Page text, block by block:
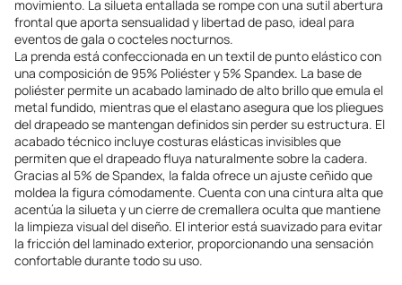
movimiento. La silueta entallada se rompe con una sutil abertura
frontal que aporta sensualidad y libertad de paso, ideal para
eventos de gala o cocteles nocturnos.
La prenda está confeccionada en un textil de punto elástico con
una composición de 95% Poliéster y 5% Spandex. La base de
poliéster permite un acabado laminado de alto brillo que emula el
metal fundido, mientras que el elastano asegura que los pliegues
del drapeado se mantengan definidos sin perder su estructura. El
acabado técnico incluye costuras elásticas invisibles que
permiten que el drapeado fluya naturalmente sobre la cadera.
Gracias al 5% de Spandex, la falda ofrece un ajuste ceñido que
moldea la figura cómodamente. Cuenta con una cintura alta que
acentúa la silueta y un cierre de cremallera oculta que mantiene
la limpieza visual del diseño. El interior está suavizado para evitar
la fricción del laminado exterior, proporcionando una sensación
confortable durante todo su uso.